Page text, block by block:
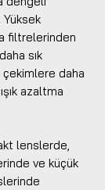
filtrelerinden
sık
daha
azaltma
lenslerde,
ve küçük